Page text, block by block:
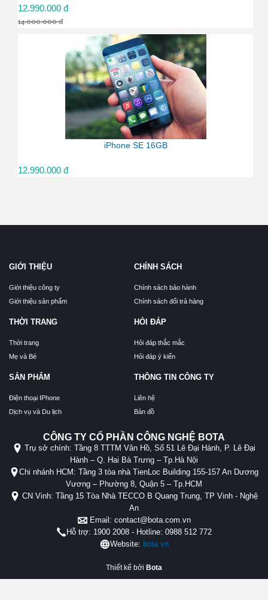
12.990.000 đ
14.000.000 đ
iPhone SE 16GB
12.990.000 đ
GIỚI THIỆU
Giới thiệu công ty
Giới thiệu sản phẩm
CHÍNH SÁCH
Chính sách bảo hành
Chính sách đổi trả hàng
THỜI TRANG
Thời trang
Mẹ và Bé
HỎI ĐÁP
Hỏi đáp thắc mắc
Hỏi đáp ý kiến
SẢN PHẨM
Điện thoại IPhone
Dịch vụ và Du lịch
THÔNG TIN CÔNG TY
Liên hệ
Bản đồ
CÔNG TY CỔ PHẦN CÔNG NGHỆ BOTA
Trụ sở chính: Tầng 8 TTTM Vân Hồ, Số 51 Lê Đại Hành, P. Lê Đại
Hành – Q. Hai Bà Trưng – Tp.Hà Nội
Chi nhánh HCM: Tầng 3 tòa nhà TienLoc Building 155-157 An Dương
Vương – Phường 8, Quận 5 – Tp.HCM
CN Vinh: Tầng 15 Tòa Nhà TECCO B Quang Trung, TP Vinh - Nghệ
An
Email: contact@bota.com.vn
Hỗ trợ: 1900 2008 - Hotline: 0988 512 772
Website: bota.vn
Thiết kế bởi Bota